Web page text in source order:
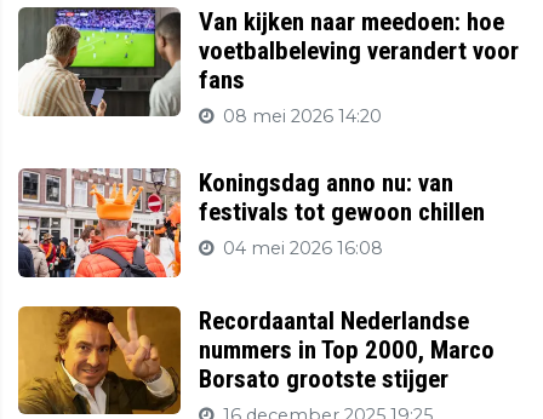
Van kijken naar meedoen: hoe
voetbalbeleving verandert voor
fans
08 mei 2026 14:20
Koningsdag anno nu: van
festivals tot gewoon chillen
04 mei 2026 16:08
Recordaantal Nederlandse
nummers in Top 2000, Marco
Borsato grootste stijger